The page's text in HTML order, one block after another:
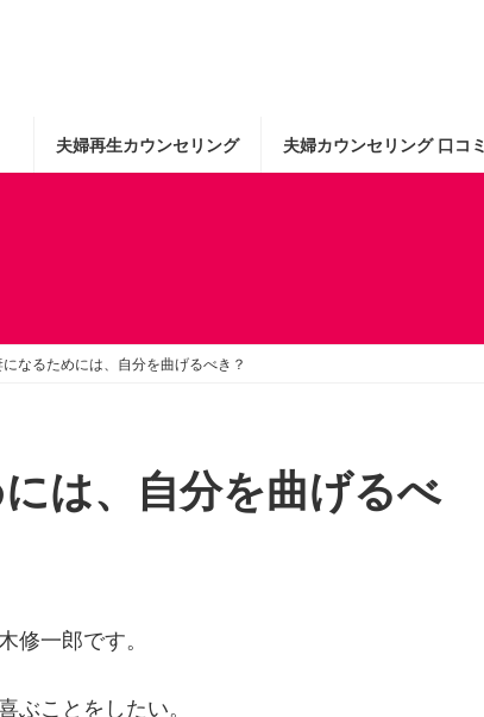
夫婦再生カウンセリング 夫婦カウンセリング 口コミ
なるためには、自分を曲げるべき？
は、自分を曲げるべ
修一郎です。
ことをしたい。